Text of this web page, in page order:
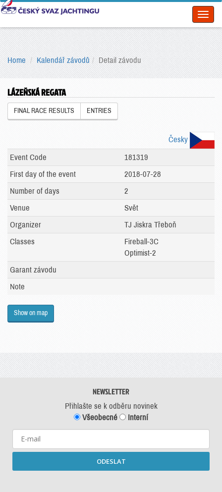
Home Kalendář závodů Detail závodu
LÁZEŇSKÁ REGATA
FINAL RACE RESULTS ENTRIES
Česky
Event Code
181319
First day of the event
2018-07-28
Number of days
2
Venue
Svět
Organizer
TJ Jiskra Třeboň
Classes
Fireball-3C
Optimist-2
Garant závodu
Note
Show on map
NEWSLETTER
Přihlašte se k odběru novinek
Všeobecné
Interní
ODESLAT